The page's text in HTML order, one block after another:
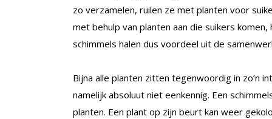
zo verzamelen, ruilen ze met planten voor
met behulp van planten aan die suikers
schimmels halen dus voordeel uit de
Bijna alle planten zitten tegenwoordig in zo’n
namelijk absoluut niet eenkennig. Een
planten. Een plant op zijn beurt kan weer